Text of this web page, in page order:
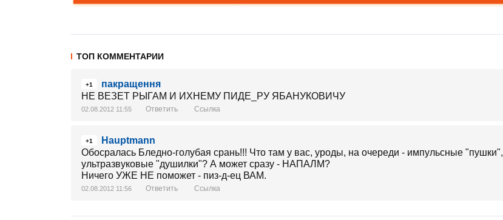
ТОП КОММЕНТАРИИ
+1
пакращення
НЕ ВЕЗЕТ РЫГАМ И ИХНЕМУ ПИДЕ_РУ ЯБАНУКОВИЧУ
02.08.2012 11:55 Ответить Ссылка
+1
Hauptmann
Обосралась Бледно-голубая срань!!! Что там у вас, уроды, на очереди - импульсные "пушки",
ультразвуковые "душилки"? А может сразу - НАПАЛМ?
Ничего УЖЕ НЕ поможет - пиз-д-ец ВАМ.
02.08.2012 11:56 Ответить Ссылка